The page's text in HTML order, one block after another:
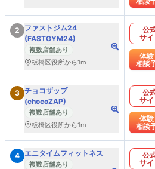
2
ファストジム24
(FASTGYM24)
複数店舗あり
板橋区役所から1m
公
サイ
体験
相談
3 チョコザップ
(chocoZAP)
複数店舗あり
板橋区役所から1m
公
サイ
体験
相談
4 エニタイムフィットネス
複数店舗あり
公
サイ